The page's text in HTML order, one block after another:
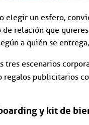
elegir un esfero,
relación que
a quién se
tres escenarios
publicitarios
y kit de